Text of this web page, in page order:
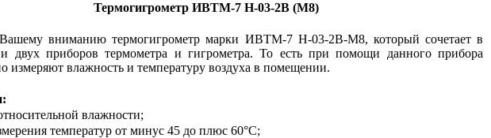
Термогигрометр ИВТМ-7 Н-03-2В (М8)
вниманию термогигрометр марки ИВТМ-7 Н-03-2В-М8, который сочетает в
двух приборов термометра и гигрометра. То есть при помощи данного прибора
измеряют влажность и температуру воздуха в помещении.
влажности;
температур от минус 45 до плюс 60°С;